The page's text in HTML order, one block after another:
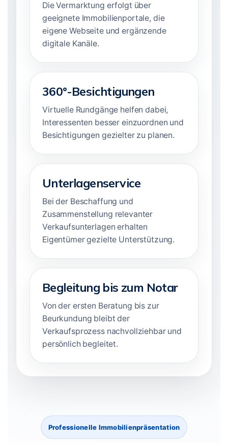
Die Vermarktung erfolgt über
geeignete Immobilienportale, die
eigene Webseite und ergänzende
digitale Kanäle.
360°-Besichtigungen
Virtuelle Rundgänge helfen dabei,
Interessenten besser einzuordnen und
Besichtigungen gezielter zu planen.
Unterlagenservice
Bei der Beschaffung und
Zusammenstellung relevanter
Verkaufsunterlagen erhalten
Eigentümer gezielte Unterstützung.
Begleitung bis zum Notar
Von der ersten Beratung bis zur
Beurkundung bleibt der
Verkaufsprozess nachvollziehbar und
persönlich begleitet.
Professionelle Immobilienpräsentation